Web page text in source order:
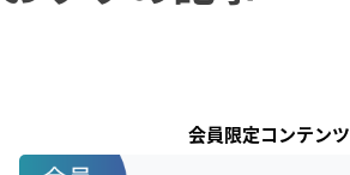
会員限定コンテンツ